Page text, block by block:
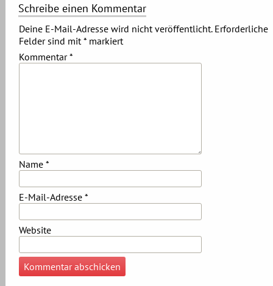
Schreibe einen Kommentar
Deine E-Mail-Adresse wird nicht veröffentlicht. Erforderliche
Felder sind mit *markiert
Kommentar*
Name *
E-Mail-Adresse *
Website